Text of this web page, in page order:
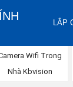
LẮP
Wifi Trong
Nhà Kbvision